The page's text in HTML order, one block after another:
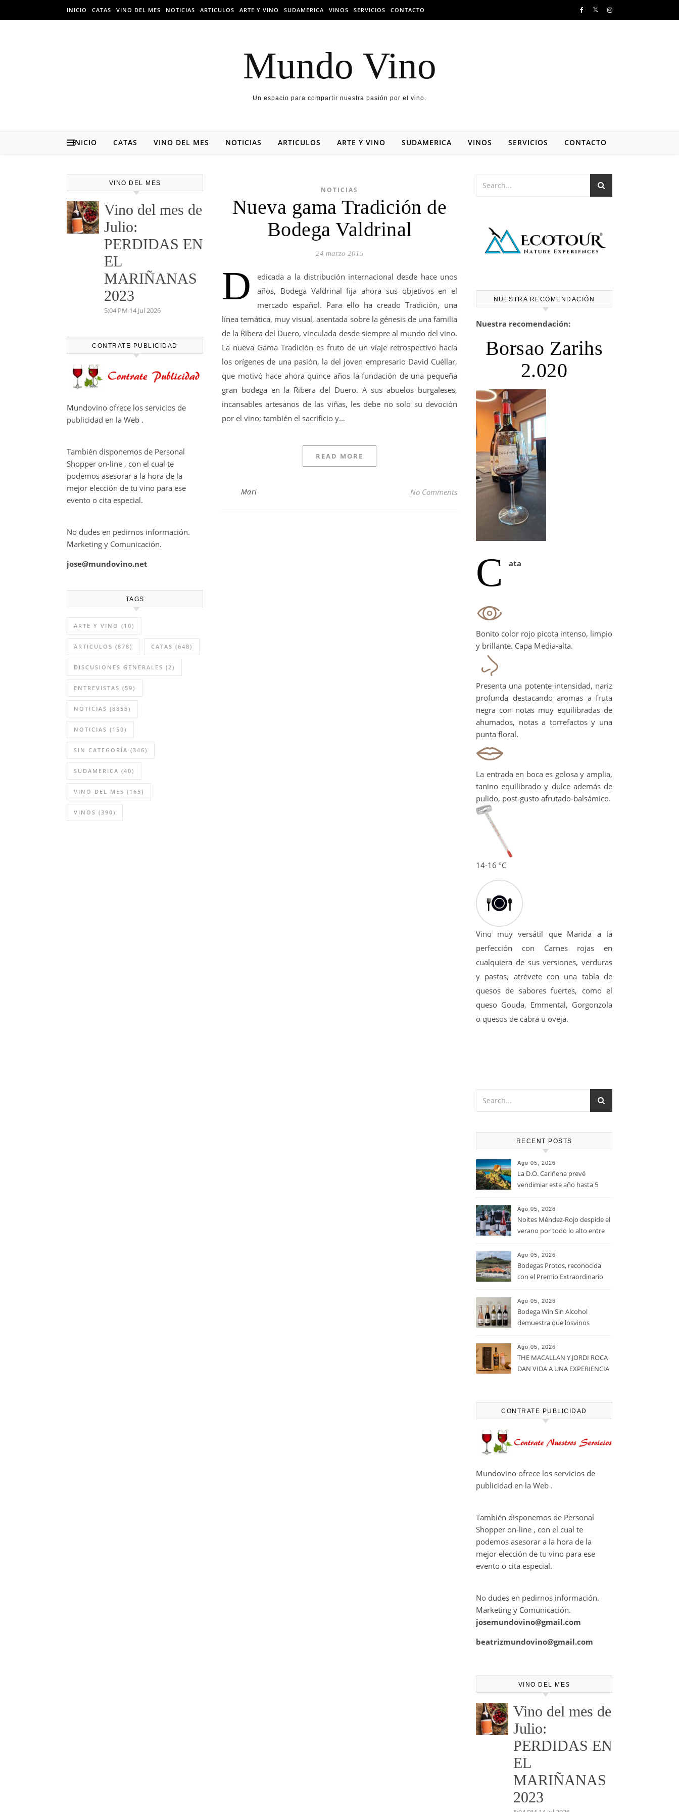
INICIO CATAS VINO DEL MES NOTICIAS ARTICULOS ARTE Y VINO SUDAMERICA VINOS SERVICIOS CONTACTO
Mundo Vino
Un espacio para compartir nuestra pasión por el vino.
INICIO CATAS VINO DEL MES NOTICIAS ARTICULOS ARTE Y VINO SUDAMERICA VINOS SERVICIOS CONTACTO
VINO DEL MES
Vino del mes de
Julio:
PERDIDAS EN
EL
MARIÑANAS
2023
5:04 PM 14 Jul 2026
CONTRATE PUBLICIDAD
Mundovino ofrece los servicios de
publicidad en la Web .
También disponemos de Personal
Shopper on-line , con el cual te
podemos asesorar a la hora de la
mejor elección de tu vino para ese
evento o cita especial.
No dudes en pedirnos información.
Marketing y Comunicación.
jose@mundovino.net
TAGS
ARTE Y VINO (10)
ARTICULOS (878) CATAS (648)
DISCUSIONES GENERALES (2)
ENTREVISTAS (59)
NOTICIAS (8855)
NOTICIAS (150)
SIN CATEGORÍA (346)
SUDAMERICA (40)
VINO DEL MES (165)
VINOS (390)
NOTICIAS
Nueva gama Tradición de
Bodega Valdrinal
24 marzo 2015
D
edicada a la distribución internacional desde hace unos
años, Bodega Valdrinal fija ahora sus objetivos en el
mercado español. Para ello ha creado Tradición, una
línea temática, muy visual, asentada sobre la génesis de una familia
de la Ribera del Duero, vinculada desde siempre al mundo del vino.
La nueva Gama Tradición es fruto de un viaje retrospectivo hacia
los orígenes de una pasión, la del joven empresario David Cuéllar,
que motivó hace ahora quince años la fundación de una pequeña
gran bodega en la Ribera del Duero. A sus abuelos burgaleses,
incansables artesanos de las viñas, les debe no solo su devoción
por el vino; también el sacrificio y…
READ MORE
Mari No Comments
NUESTRA RECOMENDACIÓN
Nuestra recomendación:
Borsao Zarihs
2.020
C ata
Bonito color rojo picota intenso, limpio
y brillante. Capa Media-alta.
Presenta una potente intensidad, nariz
profunda destacando aromas a fruta
negra con notas muy equilibradas de
ahumados, notas a torrefactos y una
punta floral.
La entrada en boca es golosa y amplia,
tanino equilibrado y dulce además de
pulido, post-gusto afrutado-balsámico.
14-16 ºC
Vino muy versátil que Marida a la
perfección con Carnes rojas en
cualquiera de sus versiones, verduras
y pastas, atrévete con una tabla de
quesos de sabores fuertes, como el
queso Gouda, Emmental, Gorgonzola
o quesos de cabra u oveja.
RECENT POSTS
Ago 05, 2026
La D.O. Cariñena prevé
vendimiar este año hasta 5
que en 2025
Ago 05, 2026
Noites Méndez-Rojo despide el
verano por todo lo alto entre
Ago 05, 2026
Bodegas Protos, reconocida
con el Premio Extraordinario
casi un siglo de excelencia
vitivinícola
Ago 05, 2026
Bodega Win Sin Alcohol
demuestra que losvinos
calidadcomienzan a diseñarse
en el viñedo
Ago 05, 2026
THE MACALLAN Y JORDI ROCA
DAN VIDA A UNA EXPERIENCIA
HARMONY COLLECTION
CONTRATE PUBLICIDAD
Mundovino ofrece los servicios de
publicidad en la Web .
También disponemos de Personal
Shopper on-line , con el cual te
podemos asesorar a la hora de la
mejor elección de tu vino para ese
evento o cita especial.
No dudes en pedirnos información.
Marketing y Comunicación.
josemundovino@gmail.com
beatrizmundovino@gmail.com
VINO DEL MES
Vino del mes de
Julio:
PERDIDAS EN
EL
MARIÑANAS
2023